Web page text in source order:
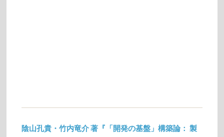
陰山孔貴・竹内竜介 著『「開発の基盤」構築論： 製